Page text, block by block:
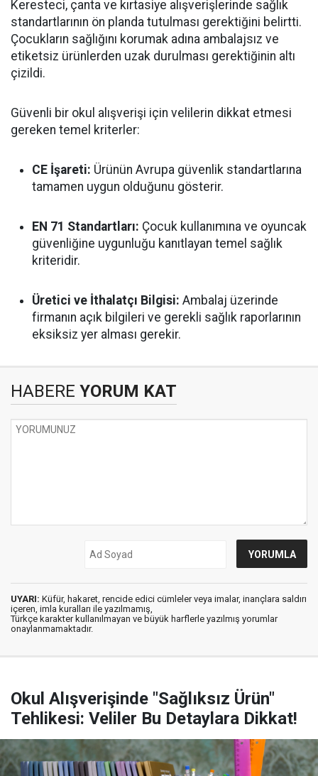
Keresteci, çanta ve kırtasiye alışverişlerinde sağlık
standartlarının ön planda tutulması gerektiğini belirtti.
Çocukların sağlığını korumak adına ambalajsız ve
etiketsiz ürünlerden uzak durulması gerektiğinin altı
çizildi.
Güvenli bir okul alışverişi için velilerin dikkat etmesi
gereken temel kriterler:
CE İşareti: Ürünün Avrupa güvenlik standartlarına
tamamen uygun olduğunu gösterir.
EN 71 Standartları: Çocuk kullanımına ve oyuncak
güvenliğine uygunluğu kanıtlayan temel sağlık
kriteridir.
Üretici ve İthalatçı Bilgisi: Ambalaj üzerinde
firmanın açık bilgileri ve gerekli sağlık raporlarının
eksiksiz yer alması gerekir.
HABERE YORUM KAT
UYARI: Küfür, hakaret, rencide edici cümleler veya imalar, inançlara saldırı
içeren, imla kuralları ile yazılmamış,
Türkçe karakter kullanılmayan ve büyük harflerle yazılmış yorumlar
onaylanmamaktadır.
Okul Alışverişinde "Sağlıksız Ürün"
Tehlikesi: Veliler Bu Detaylara Dikkat!